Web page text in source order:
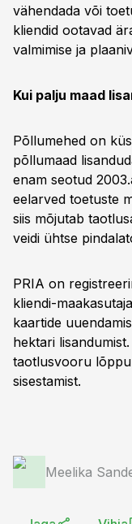
vähendada või
kliendid ootavad
valmimise ja
Kui palju maad
Põllumehed on
põllumaad
enam seotud
eelarved toetuste
siis mõjutab
veidi ühtse
PRIA on
kliendi-
kaartide
hektari
taotlusvooru
sisestamist.
Meelika